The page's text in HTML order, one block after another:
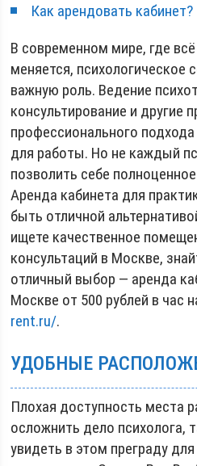
Как арендовать кабинет?
В современном мире, где
меняется, психологическое
важную роль. Ведение
консультирование и другие
профессионального
для работы. Но не каждый
позволить себе
Аренда кабинета для
быть отличной
ищете качественное
консультаций в Москве,
отличный выбор — аренда
Москве от 500 рублей в час
rent.ru/.
УДОБНЫЕ
Плохая доступность места
осложнить дело психолога,
увидеть в этом преграду